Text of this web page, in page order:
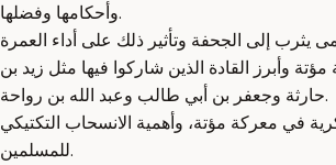
وأحكامها وفضلها.
وأبرز القادة الذين شاركوا فيها مثل زيد بن
حارثة وجعفر بن أبي طالب وعبد الله بن رواحة.
في معركة مؤتة، وأهمية الانسحاب التكتيكي
للمسلمين.